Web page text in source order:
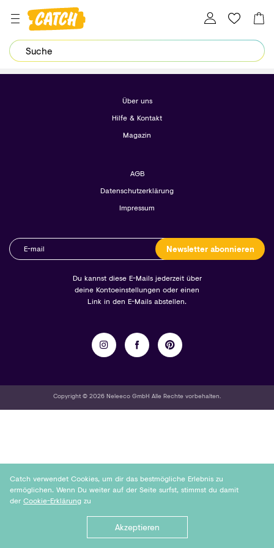
Dein Password wurde erfolgreich geändert.
Über uns
Hilfe & Kontakt
Magazin
AGB
Datenschutzerklärung
Impressum
Newsletter abonnieren
Du kannst diese E-Mails jederzeit über
deine Kontoeinstellungen oder einen
Link in den E-Mails abstellen.
Copyright © 2026 Neleeco GmbH Alle Rechte vorbehalten.
Catch verwendet Cookies, um dir das bestmögliche Erlebnis zu
ermöglichen. Wenn Du weiter auf der Seite surfst, stimmst du damit
der Cookie-Erklärung zu
Akzeptieren